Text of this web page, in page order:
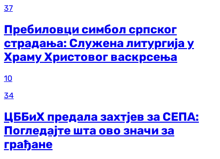
37
Пребиловци симбол српског
страдања: Служена литургија у
Храму Христовог васкрсења
10
34
ЦББиХ предала захтјев за СЕПА:
Погледајте шта ово значи за
грађане